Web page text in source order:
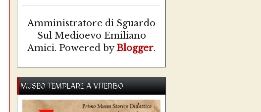
Amministratore di Sguardo
Sul Medioevo Emiliano
Amici. Powered byBlogger.
MUSEO TEMPLARE A VITERBO